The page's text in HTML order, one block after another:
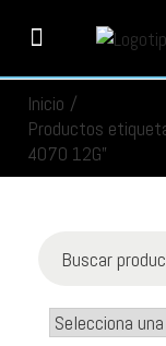
Inicio /
Productos
4070 12G”